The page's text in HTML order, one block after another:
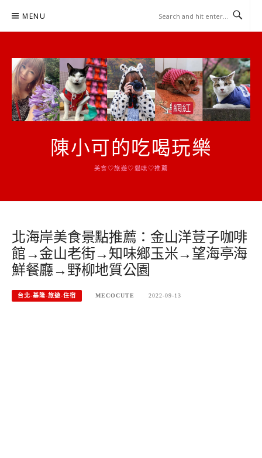
MENU
陳小可的吃喝玩樂
美食♡旅遊♡貓咪♡推薦
北海岸美食景點推薦：金山洋荳子咖啡
館→金山老街→知味鄉玉米→望海亭海
鮮餐廳→野柳地質公園
台北-基隆-旅遊-住宿 MECOCUTE 2022-09-13